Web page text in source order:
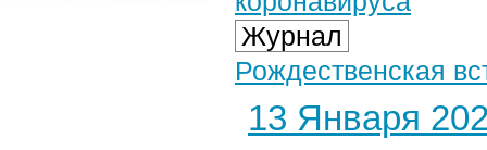
Журнал
Рождественская
13 Января